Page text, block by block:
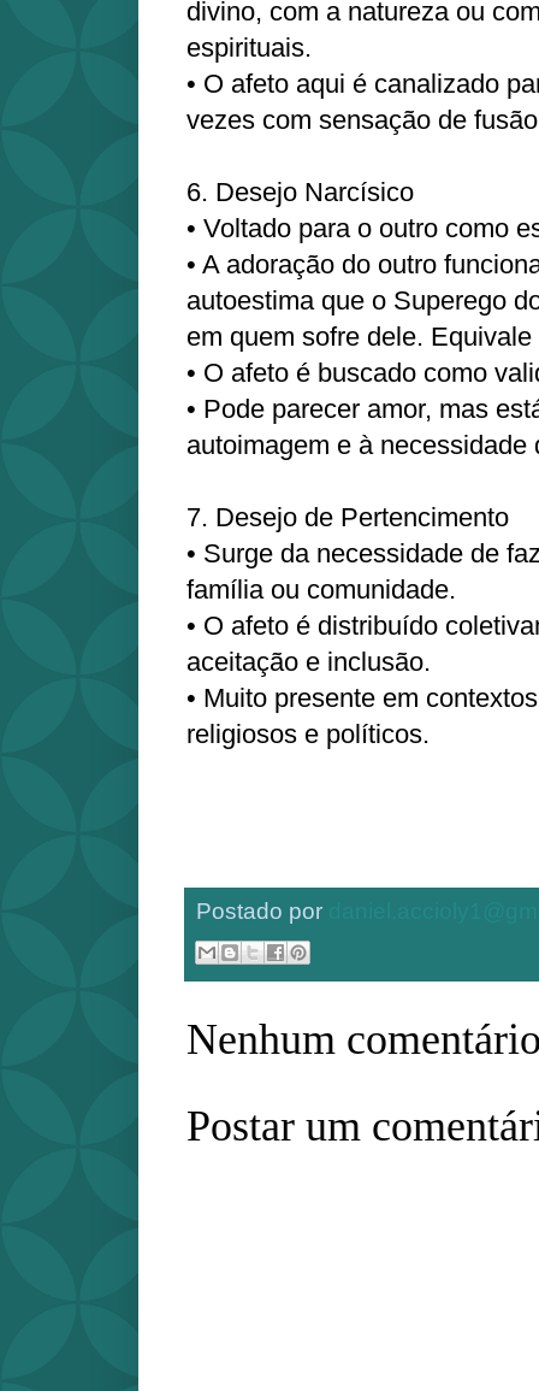
divino, com a natureza ou
espirituais.
• O afeto aqui é canalizado
vezes com sensação de
6. Desejo Narcísico
• Voltado para o outro como
• A adoração do outro
autoestima que o Superego
em quem sofre dele. Equivale
• O afeto é buscado como
• Pode parecer amor, mas
autoimagem e à necessidade
7. Desejo de Pertencimento
• Surge da necessidade de
família ou comunidade.
• O afeto é distribuído
aceitação e inclusão.
• Muito presente em
religiosos e políticos.
Postado por
Nenhum
Postar um